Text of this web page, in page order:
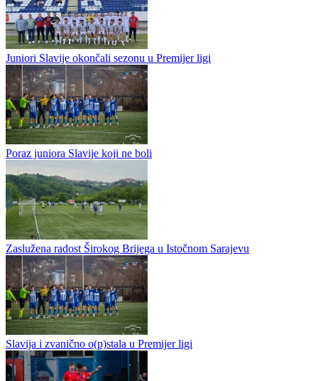
Juniori Slavije počeli pripreme za novu sezonu
Trener juniorske ekipe Slavije Dragan Bjelica obavio je jučer
prozivku fudbalera ii tako su krenule pripreme omladinaca Slavije za
novu sezonu. Sokolovi su uspjeli izboriti opstanak u prošloj...
Juniori Slavije okončali sezonu u Premijer ligi
Poraz juniora Slavije koji ne boli